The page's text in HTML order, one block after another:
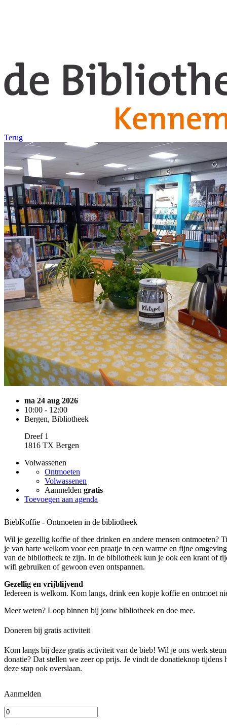
Terug
ma 24 aug 2026
10:00 - 12:00
Bergen, Bibliotheek
Dreef 1
1816 TX Bergen
Volwassenen
Ontmoeten
Volwassenen
Aanmelden gratis
Toevoegen aan agenda
BiebKoffie - Ontmoeten in de bibliotheek
Wil je gezellig koffie of thee drinken en andere mensen ontmoeten?
je van harte welkom voor een praatje in een warme en fijne
van de bibliotheek te zijn. In de bibliotheek kun je ook een krant of
wifi gebruiken of gewoon even ontspannen.
Gezellig en vrijblijvend
Iedereen is welkom. Kom langs, drink een kopje koffie en ontmoet
Meer weten? Loop binnen bij jouw bibliotheek en doe mee.
Doneren bij gratis activiteit
Kom langs bij deze gratis activiteit van de bieb! Wil je ons werk
donatie? Dat stellen we zeer op prijs. Je vindt de donatieknop tijdens
deze stap ook overslaan.
Aanmelden